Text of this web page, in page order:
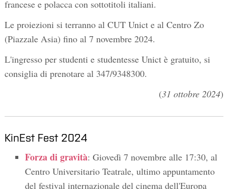
francese e polacca con sottotitoli italiani.
Le proiezioni si terranno al CUT Unict e al Centro Zo
(Piazzale Asia) fino al 7 novembre 2024.
L'ingresso per studenti e studentesse Unict è gratuito, si
consiglia di prenotare al 347/9348300.
(31 ottobre 2024)
KinEst Fest 2024
Forza di gravità: Giovedì 7 novembre alle 17:30, al
Centro Universitario Teatrale, ultimo appuntamento
del festival internazionale del cinema dell'Europa